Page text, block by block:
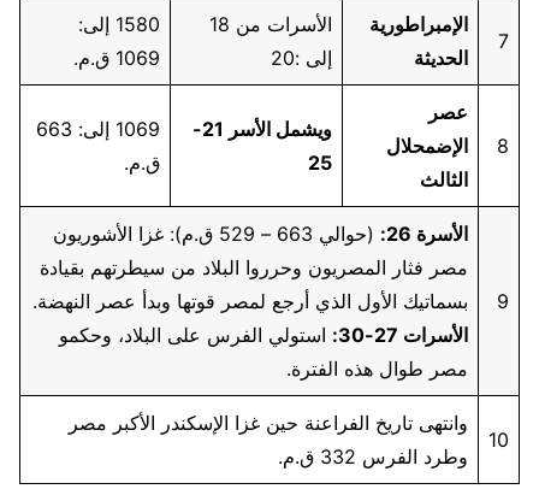
7
الإمبراطورية
الحديثة
الأسرات من 18
إلى :20
1580 إلى:
1069 ق.م.
8
عصر
الإضمحلال
الثالث
ويشمل الأسر 21-
25
1069 إلى: 663
ق.م.
9
الأسرة 26:
(حوالي 663 – 529 ق.م): غزا الأشوريون
مصر فثار المصريون وحرروا البلاد من سيطرتهم بقيادة
بسماتيك الأول الذي أرجع لمصر قوتها وبدأ عصر النهضة.
الأسرات 27-30:
استولي الفرس على البلاد، وحكمو
مصر طوال هذه الفترة.
10
وانتهى تاريخ الفراعنة حين غزا الإسكندر الأكبر مصر
وطرد الفرس 332 ق.م.